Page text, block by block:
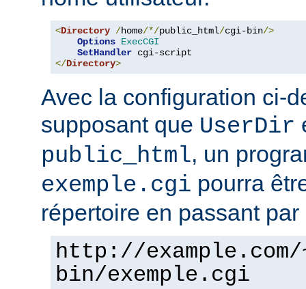
<Directory /home/*/public_html/cgi-bin/>
Options ExecCGI
SetHandler
</Directory>
Avec la configuration ci-
supposant que UserDir
public_html, un
exemple.cgi pourra
répertoire en passant par
http://
bin/exemple.cgi